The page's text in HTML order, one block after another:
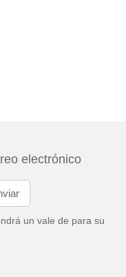
electrónico
un vale de para su